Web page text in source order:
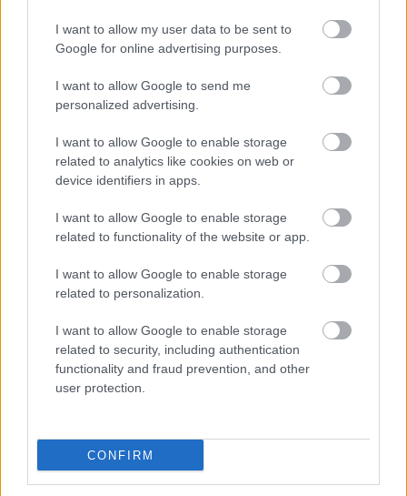
I want to allow my user data to be sent to
Google for online advertising purposes.
I want to allow Google to send me
personalized advertising.
I want to allow Google to enable storage
related to analytics like cookies on web or
device identifiers in apps.
I want to allow Google to enable storage
related to functionality of the website or app.
I want to allow Google to enable storage
related to personalization.
I want to allow Google to enable storage
related to security, including authentication
functionality and fraud prevention, and other
user protection.
CONFIRM
Τι σημαίνει η λέξη «ευκτός»
μπορούν να κάνουν αίτηση σήμερα –
Voucher έως 600 ευρώ
για διορισμούς στο Δημόσιο
Προσλήψεις στο Αρχαιολογικό
Μουσείο Ηρακλείου χωρίς πτυχίο -